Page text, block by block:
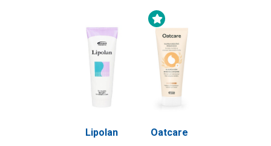
Lipolan Oatcare